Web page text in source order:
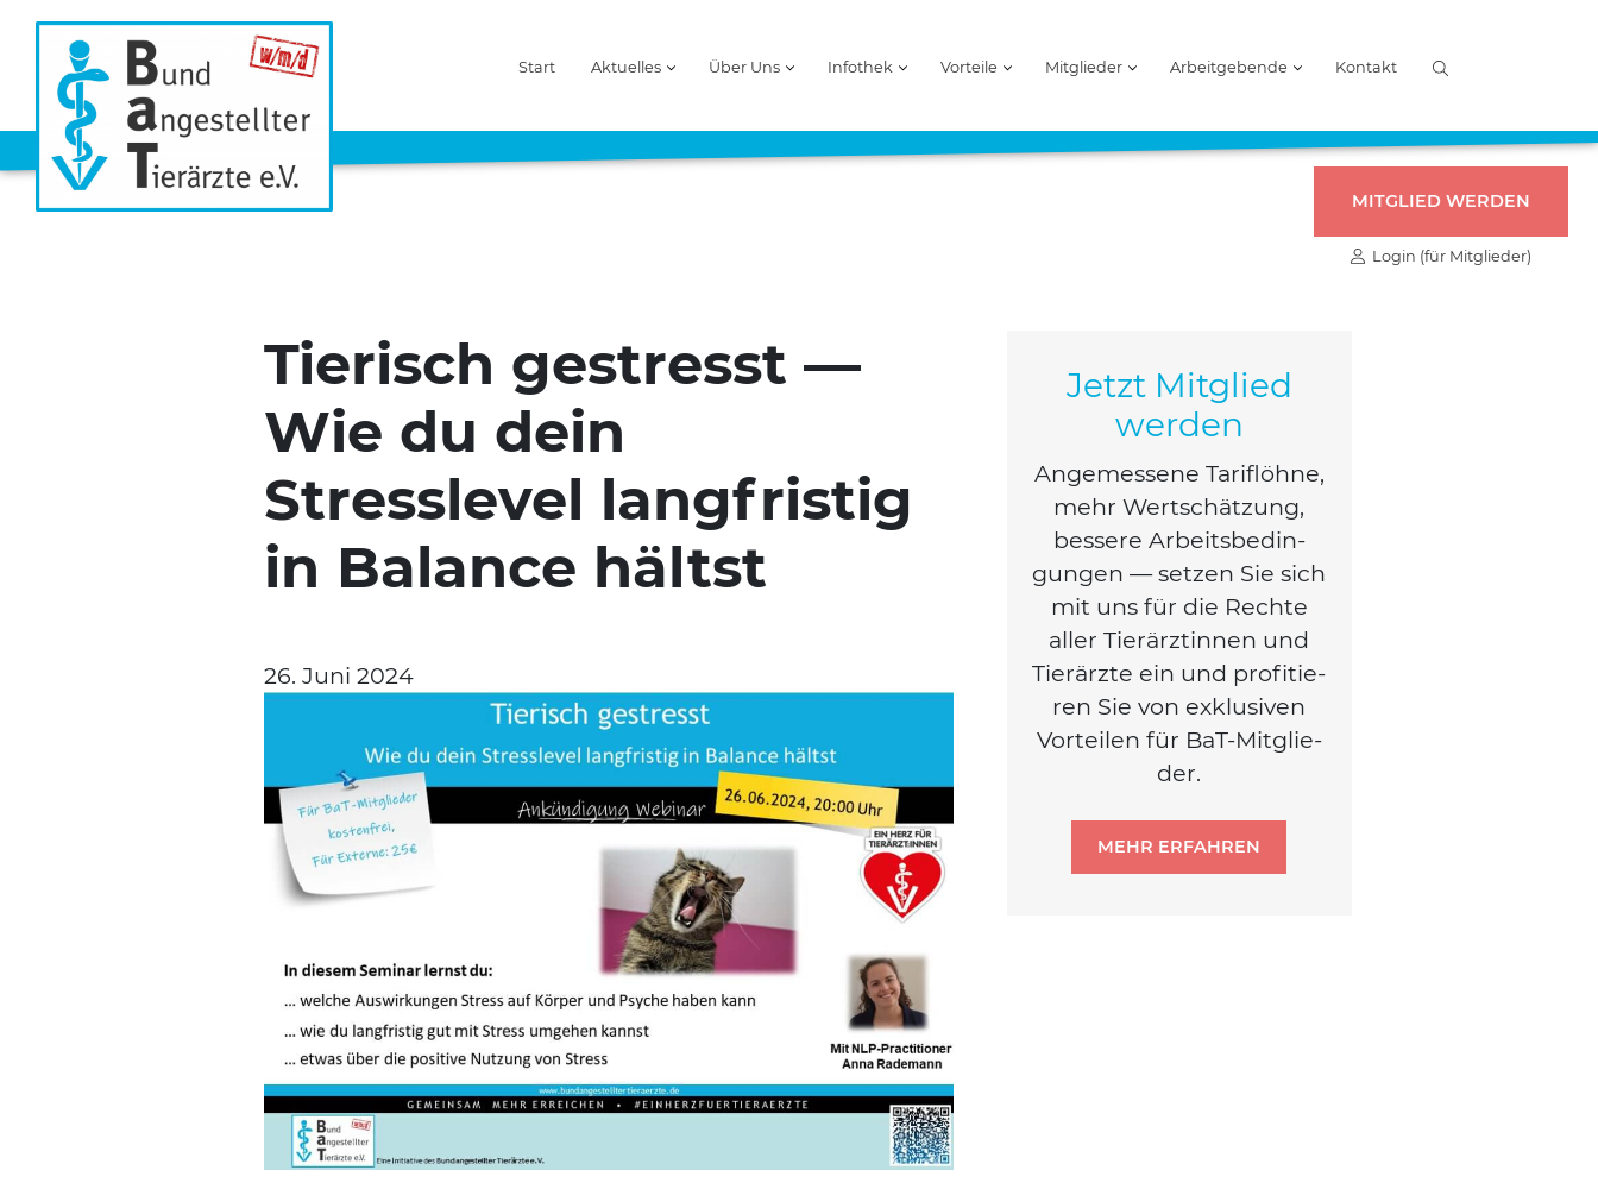
Start Aktuelles Über Uns Infothek Vorteile Mitglieder Arbeitgebende Kontakt
MITGLIED WERDEN
Login (für Mitglieder)
Tierisch gestresst —
Wie du dein
Stresslevel langfristig
in Balance hältst
26. Juni 2024
Jetzt Mitglied
werden
Ange­mes­se­ne Tarif­löh­ne,
mehr Wert­schät­zung,
bes­se­re Arbeits­be­din­
gun­gen — set­zen Sie sich
mit uns für die Rech­te
aller Tier­ärz­tin­nen und
Tier­ärz­te ein und pro­fi­tie­
ren Sie von exklu­si­ven
Vor­tei­len für BaT-Mit­glie­
der.
MEHR ERFAHREN